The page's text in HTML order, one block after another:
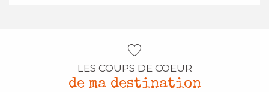
LES COUPS DE COEUR
de ma destination